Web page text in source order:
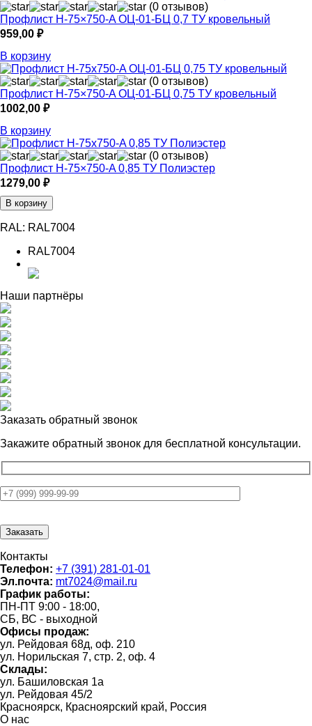
(0 отзывов)
Профлист Н-75×750-A ОЦ-01-БЦ 0,7 ТУ кровельный
959,00 ₽
В корзину
(0 отзывов)
Профлист Н-75×750-A ОЦ-01-БЦ 0,75 ТУ кровельный
1002,00 ₽
В корзину
(0 отзывов)
Профлист Н-75×750-A 0,85 ТУ Полиэстер
1279,00 ₽
В корзину
RAL: RAL7004
RAL7004
Наши партнёры
Заказать обратный звонок
Закажите обратный звонок для бесплатной консультации.
Контакты
Телефон: +7 (391) 281-01-01
Эл.почта: mt7024@mail.ru
График работы:
ПН-ПТ 9:00 - 18:00,
СБ, ВС - выходной
Офисы продаж:
ул. Рейдовая 68д, оф. 210
ул. Норильская 7, стр. 2, оф. 4
Склады:
ул. Башиловская 1а
ул. Рейдовая 45/2
Красноярск, Красноярский край, Россия
О нас